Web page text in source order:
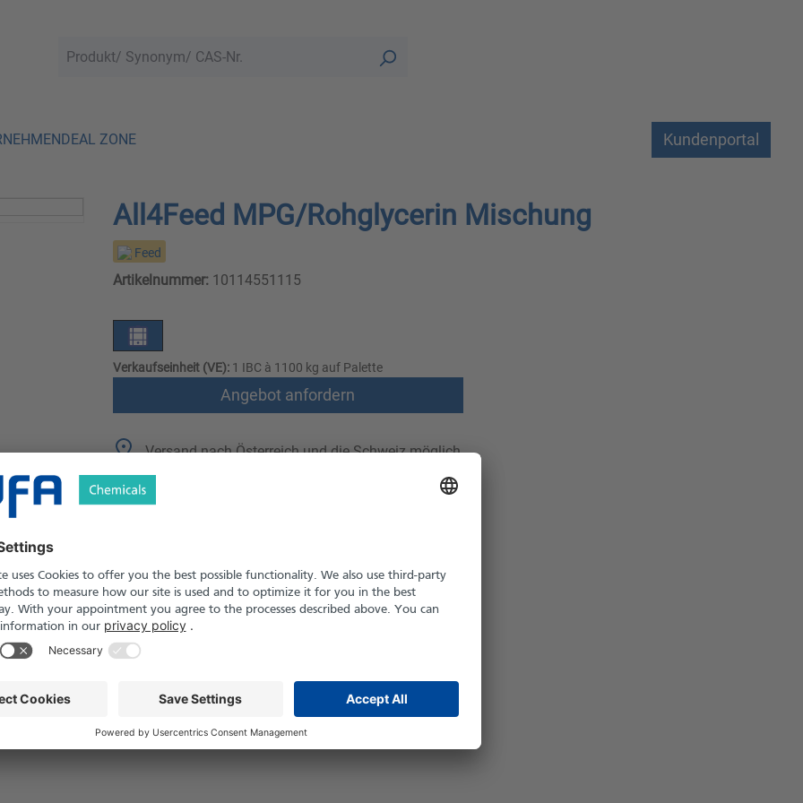
DEAL ZONE Kundenportal
All4Feed MPG/Rohglycerin Mischung
Feed
Artikelnummer:10114551115
Verkaufseinheit (VE):1 IBC à 1100 kg auf Palette
Angebot anfordern
Versand nach Österreich und die Schweiz möglich
Produkt in Pfand- und Einweg-Gebinden erhältlich
Sicherheitshinweise